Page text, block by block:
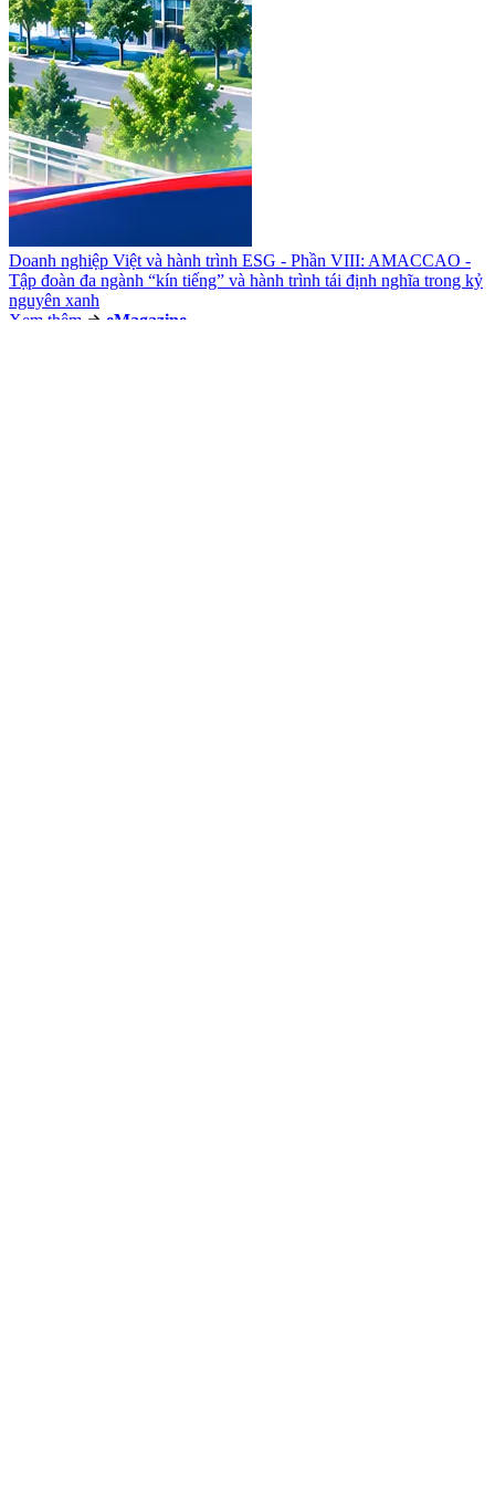
Doanh nghiệp Việt và hành trình ESG - Phần VIII: AMACCAO -
Tập đoàn đa ngành “kín tiếng” và hành trình tái định nghĩa trong kỷ
nguyên xanh
Xem thêm
eMagazine